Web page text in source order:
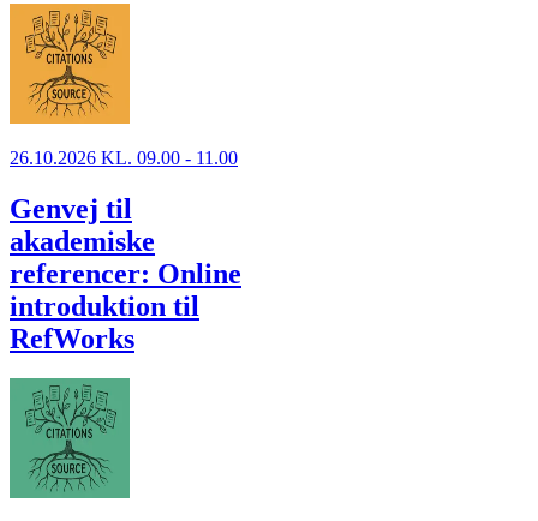
26.10.2026 KL. 09.00 - 11.00
Genvej til
akademiske
referencer: Online
introduktion til
RefWorks